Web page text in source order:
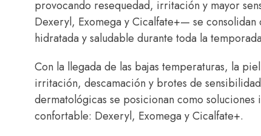
provocando resequedad, irritación y mayor
Dexeryl, Exomega y Cicalfate+— se
hidratada y saludable durante toda la temporada
Con la llegada de las bajas temperaturas, la
irritación, descamación y brotes de
dermatológicas se posicionan como
confortable: Dexeryl, Exomega y Cicalfate+.